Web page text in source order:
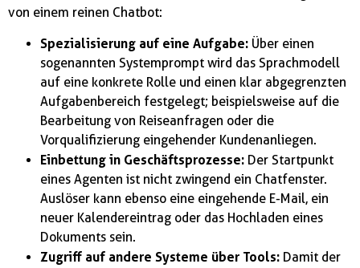
von einem reinen Chatbot:
Spezialisierung auf eine Aufgabe: Über einen
sogenannten Systemprompt wird das Sprachmodell
auf eine konkrete Rolle und einen klar abgegrenzten
Aufgabenbereich festgelegt; beispielsweise auf die
Bearbeitung von Reiseanfragen oder die
Vorqualifizierung eingehender Kundenanliegen.
Einbettung in Geschäftsprozesse: Der Startpunkt
eines Agenten ist nicht zwingend ein Chatfenster.
Auslöser kann ebenso eine eingehende E-Mail, ein
neuer Kalendereintrag oder das Hochladen eines
Dokuments sein.
Zugriff auf andere Systeme über Tools: Damit der